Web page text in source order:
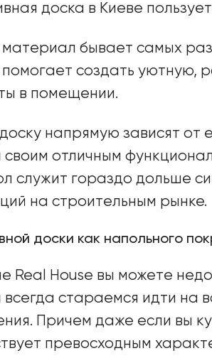
доска в Киеве
бывает самых
создать уютную,
в помещении.
напрямую зависят от
отличным
служит гораздо дольше
на строительным рынке.
доски как напольного
Real House вы можете
стараемся идти на
Причем даже если вы
превосходным